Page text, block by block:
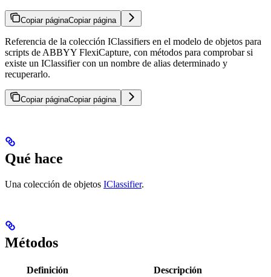
Copiar páginaCopiar página
Referencia de la colección IClassifiers en el modelo de objetos para
scripts de ABBYY FlexiCapture, con métodos para comprobar si
existe un IClassifier con un nombre de alias determinado y
recuperarlo.
Copiar páginaCopiar página
Qué hace
Una colección de objetos IClassifier.
Métodos
Definición
Descripción